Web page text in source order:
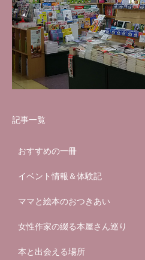
記事一覧
おすすめの一冊
イベント情報＆体験記
ママと絵本のおつきあい
女性作家の綴る本屋さん巡り
本と出会える場所